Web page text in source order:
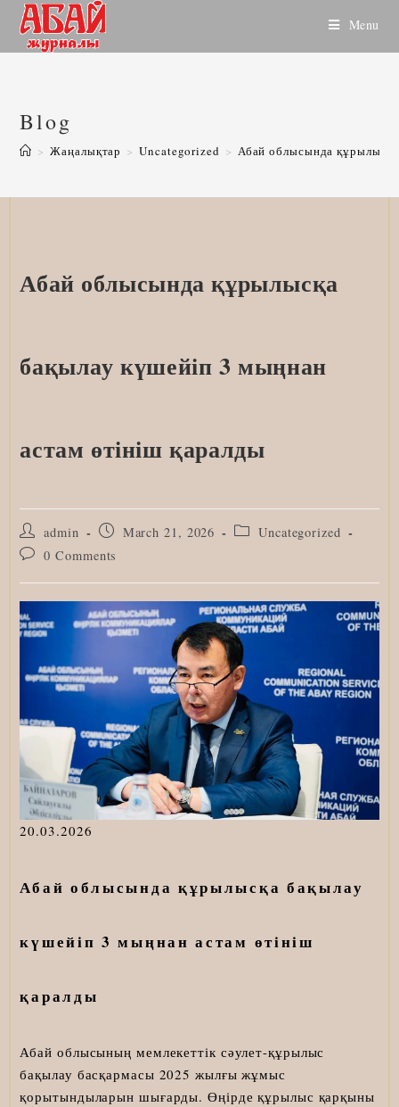
Skip
content
Menu
Blog
> Жаңалықтар > Uncategorized > Абай облысында
Абай облысында құрылысқа
бақылау күшейіп 3 мыңнан
астам өтініш қаралды
Post
author:
admin
Post
published:
March 21, 2026
Post Uncategorized
Post0 Comments
20.03.2026
Абай облысында құрылысқа бақылау
күшейіп 3 мыңнан астам өтініш
қаралды
Абай облысының мемлекеттік сәулет-құрылыс
бақылау басқармасы 2025 жылғы жұмыс
қорытындыларын шығарды. Өңірде құрылыс қарқыны